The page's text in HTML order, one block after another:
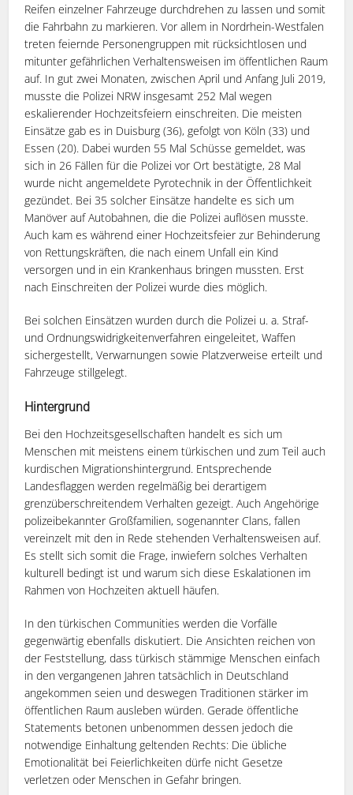
Reifen einzelner Fahrzeuge durchdrehen zu lassen und somit
die Fahrbahn zu markieren. Vor allem in Nordrhein-Westfalen
treten feiernde Personengruppen mit rücksichtlosen und
mitunter gefährlichen Verhaltensweisen im öffentlichen Raum
auf. In gut zwei Monaten, zwischen April und Anfang Juli 2019,
musste die Polizei NRW insgesamt 252 Mal wegen
eskalierender Hochzeitsfeiern einschreiten. Die meisten
Einsätze gab es in Duisburg (36), gefolgt von Köln (33) und
Essen (20). Dabei wurden 55 Mal Schüsse gemeldet, was
sich in 26 Fällen für die Polizei vor Ort bestätigte, 28 Mal
wurde nicht angemeldete Pyrotechnik in der Öffentlichkeit
gezündet. Bei 35 solcher Einsätze handelte es sich um
Manöver auf Autobahnen, die die Polizei auflösen musste.
Auch kam es während einer Hochzeitsfeier zur Behinderung
von Rettungskräften, die nach einem Unfall ein Kind
versorgen und in ein Krankenhaus bringen mussten. Erst
nach Einschreiten der Polizei wurde dies möglich.
Bei solchen Einsätzen wurden durch die Polizei u. a. Straf-
und Ordnungswidrigkeitenverfahren eingeleitet, Waffen
sichergestellt, Verwarnungen sowie Platzverweise erteilt und
Fahrzeuge stillgelegt.
Hintergrund
Bei den Hochzeitsgesellschaften handelt es sich um
Menschen mit meistens einem türkischen und zum Teil auch
kurdischen Migrationshintergrund. Entsprechende
Landesflaggen werden regelmäßig bei derartigem
grenzüberschreitendem Verhalten gezeigt. Auch Angehörige
polizeibekannter Großfamilien, sogenannter Clans, fallen
vereinzelt mit den in Rede stehenden Verhaltensweisen auf.
Es stellt sich somit die Frage, inwiefern solches Verhalten
kulturell bedingt ist und warum sich diese Eskalationen im
Rahmen von Hochzeiten aktuell häufen.
In den türkischen Communities werden die Vorfälle
gegenwärtig ebenfalls diskutiert. Die Ansichten reichen von
der Feststellung, dass türkisch stämmige Menschen einfach
in den vergangenen Jahren tatsächlich in Deutschland
angekommen seien und deswegen Traditionen stärker im
öffentlichen Raum ausleben würden. Gerade öffentliche
Statements betonen unbenommen dessen jedoch die
notwendige Einhaltung geltenden Rechts: Die übliche
Emotionalität bei Feierlichkeiten dürfe nicht Gesetze
verletzen oder Menschen in Gefahr bringen.